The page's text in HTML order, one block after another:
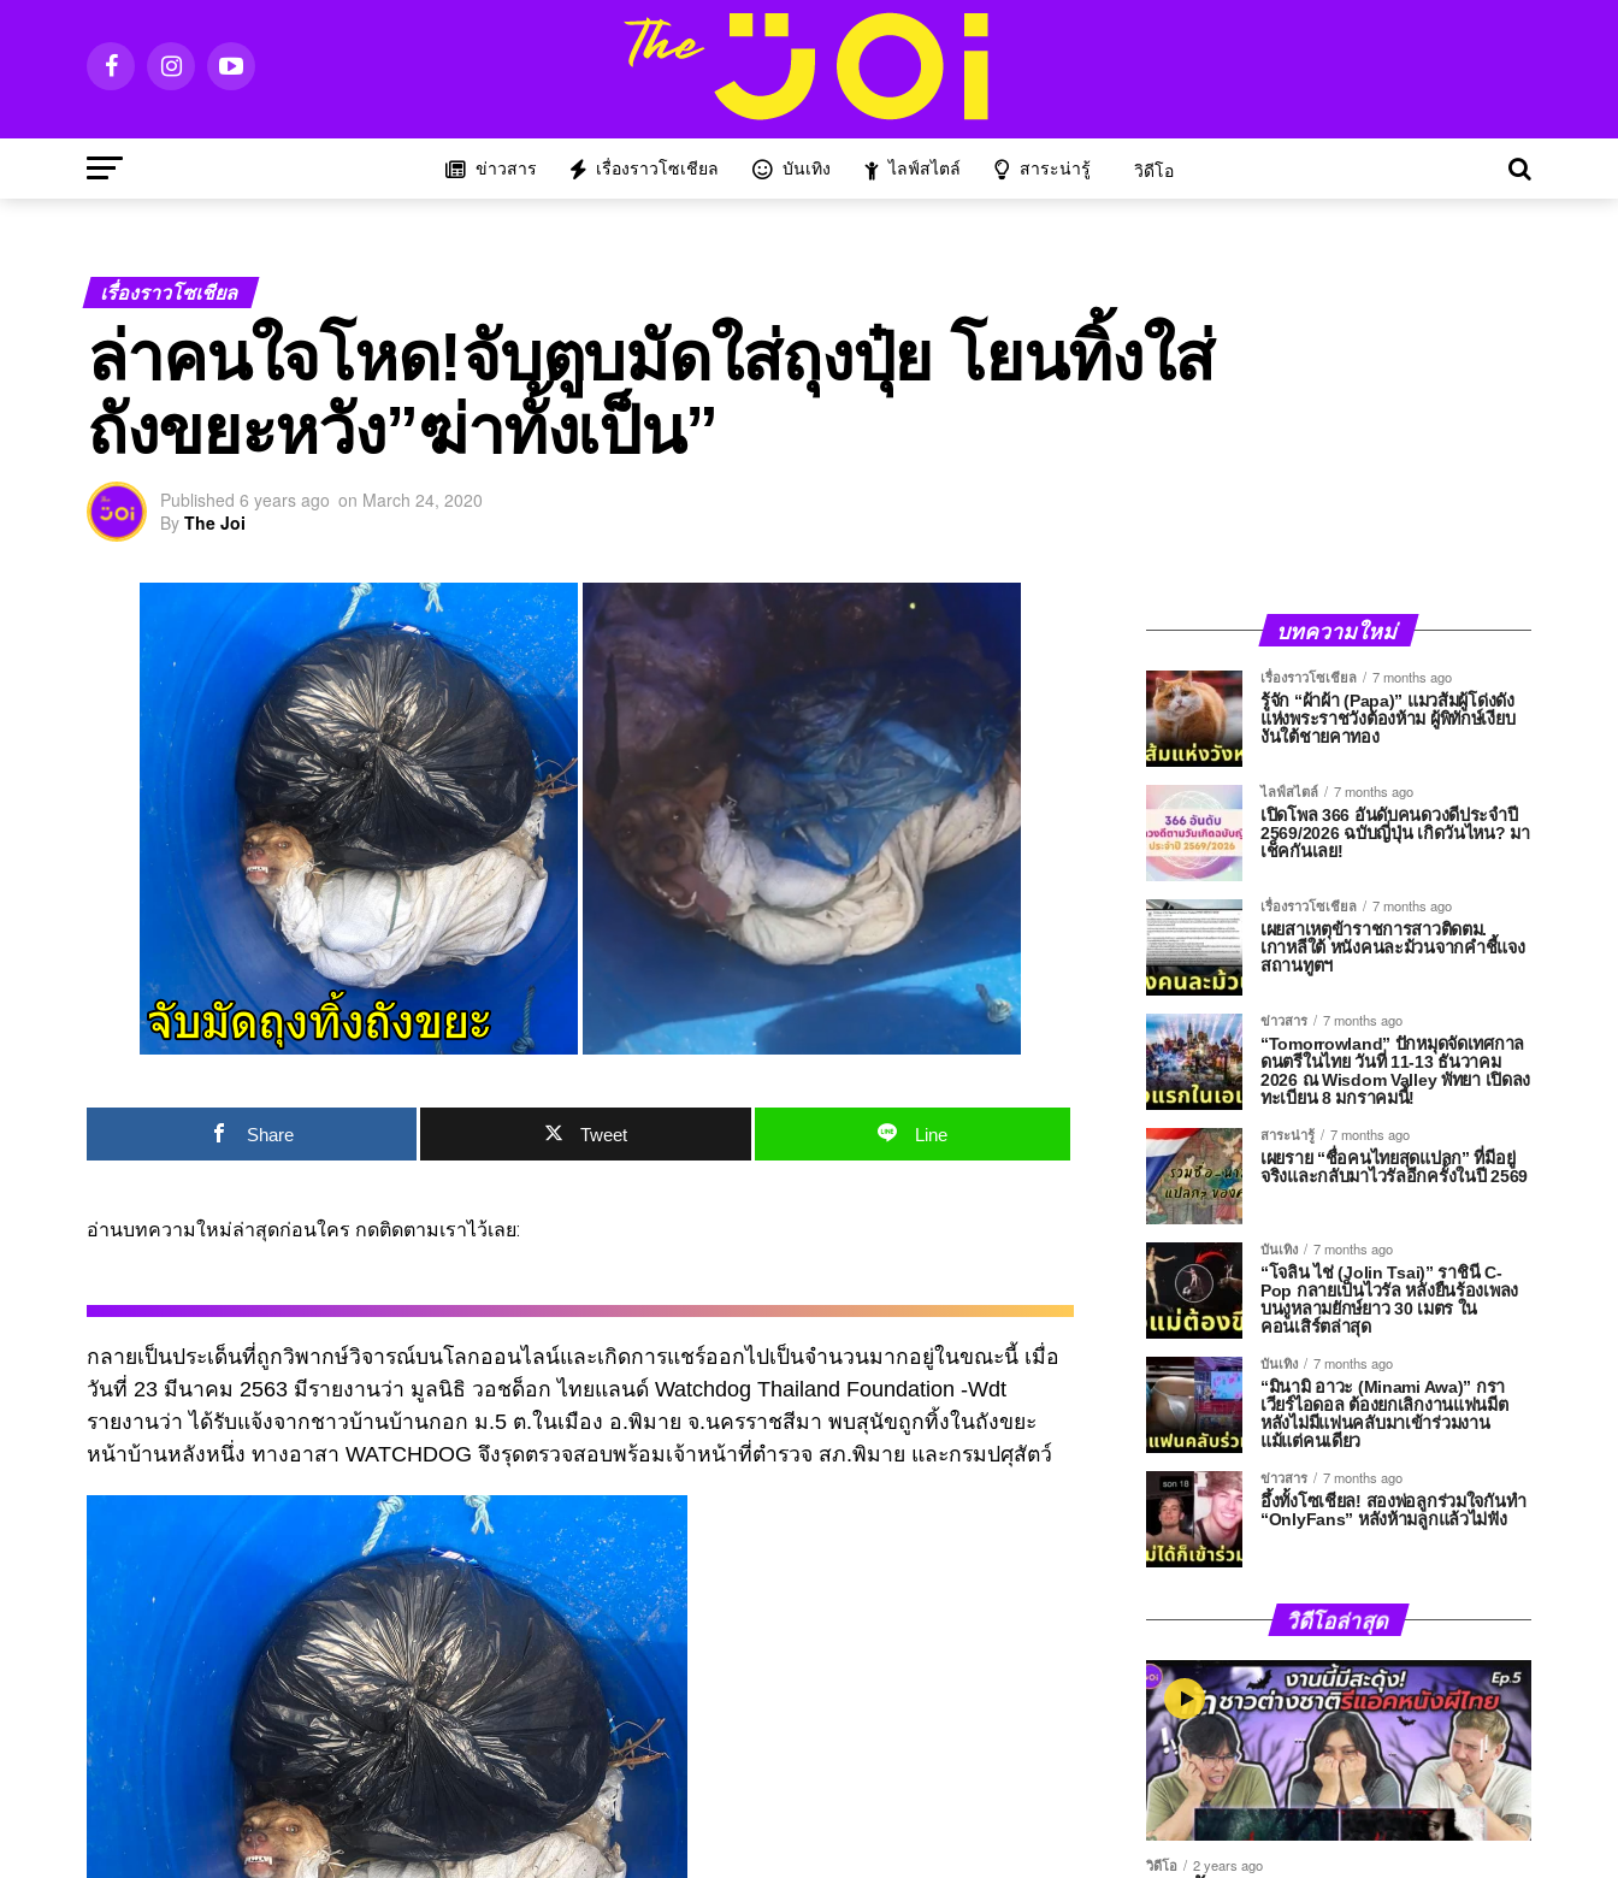
ข่าวสาร เรื่องราวโซเชียล บันเทิง ไลฟ์สไตล์ สาระน่ารู้ วิดีโอ
เรื่องราวโซเชียล
ล่าคนใจโหด!จับตูบมัดใส่ถุงปุ๋ย โยนทิ้งใส่
ถังขยะหวัง”ฆ่าทั้งเป็น”
Published 6 years ago on March 24, 2020
By The Joi
Share Tweet Line
อ่านบทความใหม่ล่าสุดก่อนใคร กดติดตามเราไว้เลย:
กลายเป็นประเด็นที่ถูกวิพากษ์วิจารณ์บนโลกออนไลน์และเกิดการแชร์ออกไปเป็นจำนวนมากอยู่ในขณะนี้ เมื่อ
วันที่ 23 มีนาคม 2563 มีรายงานว่า มูลนิธิ วอชด็อก ไทยแลนด์ Watchdog Thailand Foundation -Wdt
รายงานว่า ได้รับแจ้งจากชาวบ้านบ้านกอก ม.5 ต.ในเมือง อ.พิมาย จ.นครราชสีมา พบสุนัขถูกทิ้งในถังขยะ
หน้าบ้านหลังหนึ่ง ทางอาสา WATCHDOG จึงรุดตรวจสอบพร้อมเจ้าหน้าที่ตำรวจ สภ.พิมาย และกรมปศุสัตว์
บทความใหม่
เรื่องราวโซเชียล
7 months ago
รู้จัก “ผ้าผ้า (Papa)” แมวส้มผู้โด่งดัง
แห่งพระราชวังต้องห้าม ผู้พิทักษ์เงียบ
งันใต้ชายคาทอง
ไลฟ์สไตล์
7 months ago
เปิดโพล 366 อันดับคนดวงดีประจำปี
2569/2026 ฉบับญี่ปุ่น เกิดวันไหน? มา
เช็คกันเลย!
เรื่องราวโซเชียล
7 months ago
เผยสาเหตุข้าราชการสาวติดตม.
เกาหลีใต้ หนังคนละม้วนจากคำชี้แจง
สถานทูตฯ
ข่าวสาร
7 months ago
“Tomorrowland” ปักหมุดจัดเทศกาล
ดนตรีในไทย วันที่ 11-13 ธันวาคม
2026 ณ Wisdom Valley พัทยา เปิดลง
ทะเบียน 8 มกราคมนี้!
สาระน่ารู้
7 months ago
เผยราย “ชื่อคนไทยสุดแปลก” ที่มีอยู่
จริงและกลับมาไวรัลอีกครั้งในปี 2569
บันเทิง
7 months ago
“โจลิน ไช่ (Jolin Tsai)” ราชินี C-
Pop กลายเป็นไวรัล หลังยืนร้องเพลง
บนงูหลามยักษ์ยาว 30 เมตร ใน
คอนเสิร์ตล่าสุด
บันเทิง
7 months ago
“มินามิ อาวะ (Minami Awa)” กรา
เวียร์ไอดอล ต้องยกเลิกงานแฟนมีต
หลังไม่มีแฟนคลับมาเข้าร่วมงาน
แม้แต่คนเดียว
ข่าวสาร
7 months ago
อึ้งทั้งโซเชียล! สองพ่อลูกร่วมใจกันทำ
“OnlyFans” หลังห้ามลูกแล้วไม่ฟัง
วิดีโอล่าสุด
วิดีโอ 2 years ago